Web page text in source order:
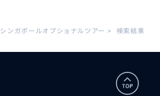
シンガポールオプショナルツアー > 検索結果